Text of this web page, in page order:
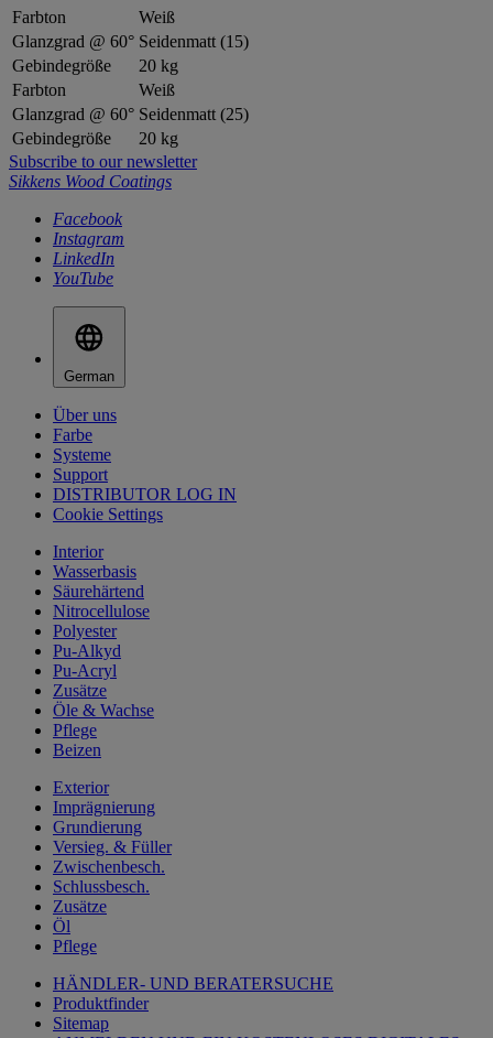
Farbton
Weiß
Glanzgrad @ 60° Seidenmatt (15)
Gebindegröße
20 kg
Farbton
Weiß
Glanzgrad @ 60° Seidenmatt (25)
Gebindegröße
20 kg
Subscribe to our newsletter
Sikkens Wood Coatings
Facebook
Instagram
LinkedIn
YouTube
German
Über uns
Farbe
Systeme
Support
DISTRIBUTOR LOG IN
Cookie Settings
Interior
Wasserbasis
Säurehärtend
Nitrocellulose
Polyester
Pu-Alkyd
Pu-Acryl
Zusätze
Öle & Wachse
Pflege
Beizen
Exterior
Imprägnierung
Grundierung
Versieg. & Füller
Zwischenbesch.
Schlussbesch.
Zusätze
Öl
Pflege
HÄNDLER- UND BERATERSUCHE
Produktfinder
Sitemap